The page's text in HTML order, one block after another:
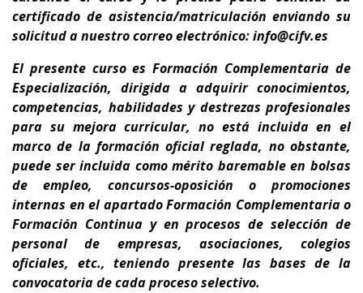
certificado de asistencia/matriculación enviando su
solicitud a nuestro correo electrónico: info@cifv.es
El presente curso esFormación Complementaria de
Especialización, dirigida a adquirir conocimientos,
competencias, habilidades y destrezas profesionales
para sumejora curricular, no está incluida en el
marco de la formación oficial reglada, no obstante,
puede ser incluida como mérito baremable en bolsas
de empleo, concursos-oposición o promociones
internas en el apartado Formación Complementaria o
Formación Continua y en procesos de selección de
personal de empresas, asociaciones, colegios
oficiales, etc., teniendo presentelas bases de la
convocatoria de cada proceso selectivo.